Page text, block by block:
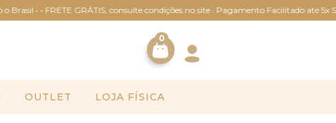
GRÁTIS, consulte condições no site . Pagamento Facilitado até 5x Sem
0
OUTLET LOJA FÍSICA